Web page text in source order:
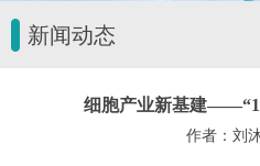
新闻动态
细胞产业新基建——“1
作者：刘